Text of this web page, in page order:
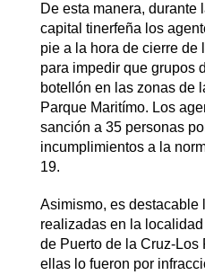
De esta manera, durante
capital tinerfeña los
pie a la hora de cierre de
para impedir que grupos
botellón en las zonas de
Parque Maritímo. Los
sanción a 35 personas
incumplimientos a la
19.
Asimismo, es destacable
realizadas en la
de Puerto de la Cruz-
ellas lo fueron por